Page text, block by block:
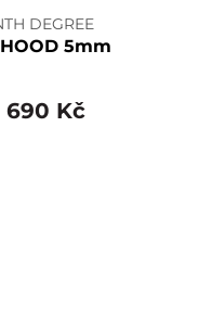
DEGREE
5mm
690 Kč